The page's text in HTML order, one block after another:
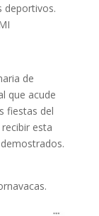
deportivos.
de
que acude
fiestas del
esta